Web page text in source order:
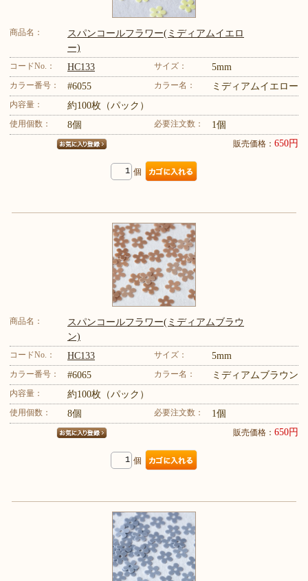
商品名：
スパンコールフラワー(ミディアムイエロ
ー)
コードNo.： HC133 サイズ： 5mm
カラー番号： #6055 カラー名： ミディアムイエロー
内容量： 約100枚（パック）
使用個数： 8個 必要注文数： 1個
販売価格： 650円
個
商品名：
スパンコールフラワー(ミディアムブラウ
ン)
コードNo.： HC133 サイズ： 5mm
カラー番号： #6065 カラー名： ミディアムブラウン
内容量： 約100枚（パック）
使用個数： 8個 必要注文数： 1個
販売価格： 650円
個